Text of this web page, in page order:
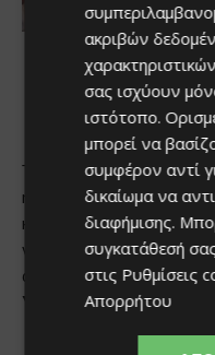
ακριβών
σας ισχύουν
ιστότοπο.
μπορεί να
συμφέρον αντί
δικαίωμα να
διαφήμισης.
συγκατάθεσή
στις Ρυθμίσεις
Απορρήτου